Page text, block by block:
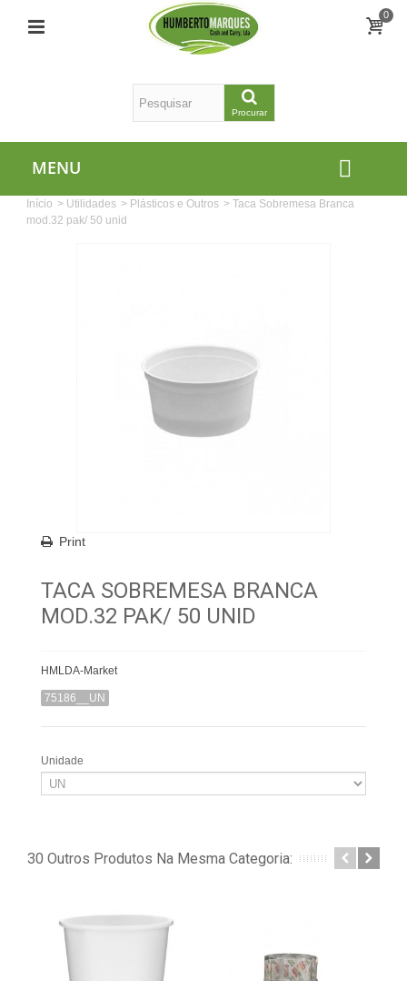
0
Procurar
MENU
Início > Utilidades > Plásticos e Outros > Taca Sobremesa Branca
mod.32 pak/ 50 unid
Print
TACA SOBREMESA BRANCA
MOD.32 PAK/ 50 UNID
HMLDA-Market
75186__UN
Unidade
30 Outros Produtos Na Mesma Categoria: